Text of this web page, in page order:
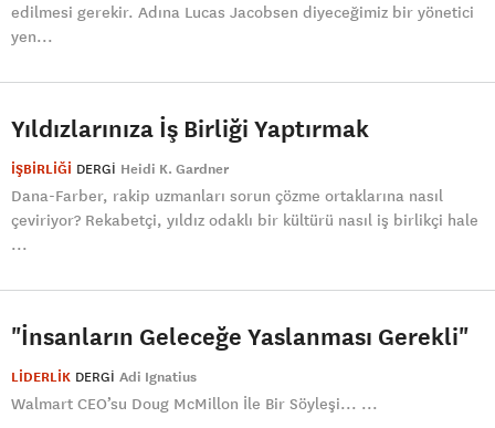
edilmesi gerekir. Adına Lucas Jacobsen diyeceğimiz bir yönetici
yen...
Yıldızlarınıza İş Birliği Yaptırmak
İŞBİRLİĞİ DERGI Heidi K. Gardner
Dana-Farber, rakip uzmanları sorun çözme ortaklarına nasıl
çeviriyor? Rekabetçi, yıldız odaklı bir kültürü nasıl iş birlikçi hale
...
"İnsanların Geleceğe Yaslanması Gerekli"
LİDERLİK DERGI Adi Ignatius
Walmart CEO’su Doug McMillon İle Bir Söyleşi... ...